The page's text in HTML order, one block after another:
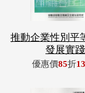
推動企業性別平
發展實踐
優惠價85折